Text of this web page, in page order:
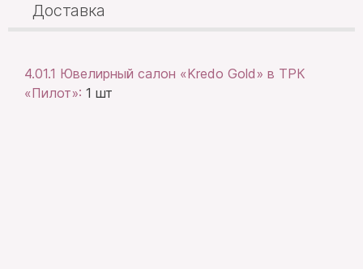
Доставка
4.01.1 Ювелирный салон «Kredo Gold» в ТРК
«Пилот»: 1 шт